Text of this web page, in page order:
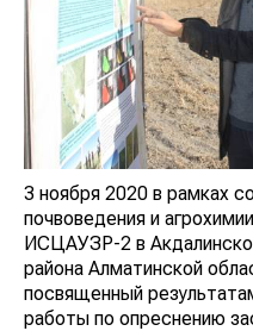
3 ноября 2020 в рамках
почвоведения и
ИСЦАУЗР-2 в
района Алматинской
посвященный
работы по опреснению